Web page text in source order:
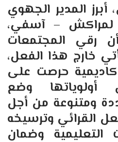
المدير الجهوي
لمراكش – آسفي،
رقي المجتمعات
خارج هذا الفعل،
حرصت على
وضع
ومتنوعة من أجل
القرائي وترسيخه
وضمان